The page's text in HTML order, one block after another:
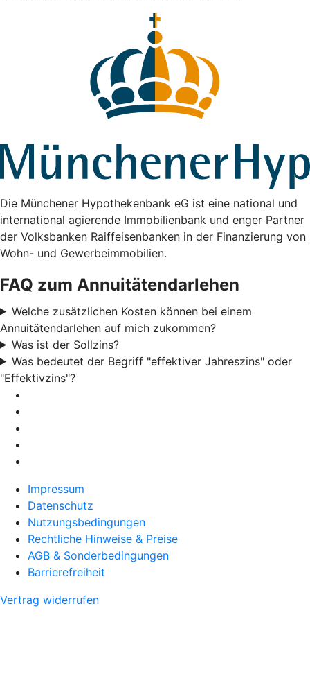
Die Münchener Hypothekenbank eG ist eine national und
international agierende Immobilienbank und enger Partner
der Volksbanken Raiffeisenbanken in der Finanzierung von
Wohn- und Gewerbeimmobilien.
FAQ zum Annuitätendarlehen
Welche zusätzlichen Kosten können bei einem
Annuitätendarlehen auf mich zukommen?
Was ist der Sollzins?
Was bedeutet der Begriff "effektiver Jahreszins" oder
"Effektivzins"?
Impressum
Datenschutz
Nutzungsbedingungen
Rechtliche Hinweise & Preise
AGB & Sonderbedingungen
Barrierefreiheit
Vertrag widerrufen